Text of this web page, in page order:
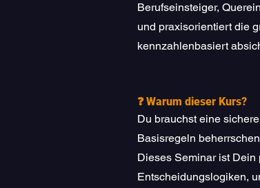
Berufseinsteiger,
und praxisorientiert die
kennzahlenbasiert
❓ Warum dieser Kurs?
Du brauchst eine
Basisregeln
Dieses Seminar ist Dein
Entscheidungslogiken,